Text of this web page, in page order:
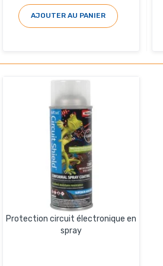
AJOUTER AU PANIER
Protection circuit électronique en
spray